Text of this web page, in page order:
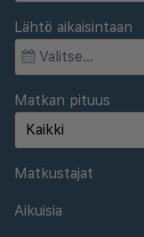
Lähtö aikaisintaan
Matkan pituus
Matkustajat
Aikuisia